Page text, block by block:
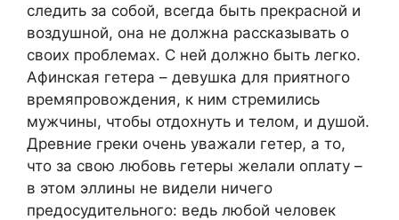
следить за собой, всегда быть прекрасной и
воздушной, она не должна рассказывать о
своих проблемах. С ней должно быть легко.
Афинская гетера – девушка для приятного
времяпровождения, к ним стремились
мужчины, чтобы отдохнуть и телом, и душой.
Древние греки очень уважали гетер, а то,
что за свою любовь гетеры желали оплату –
в этом эллины не видели ничего
предосудительного: ведь любой человек